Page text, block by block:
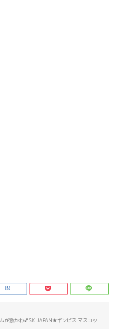
が激かわ💕SK JAPAN★ギンビス マスコッ